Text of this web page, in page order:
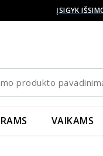
ĮSIGYK
VAIKAMS